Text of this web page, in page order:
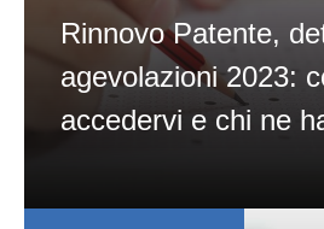
Rinnovo Patente,
agevolazioni 2023:
accedervi e chi ne